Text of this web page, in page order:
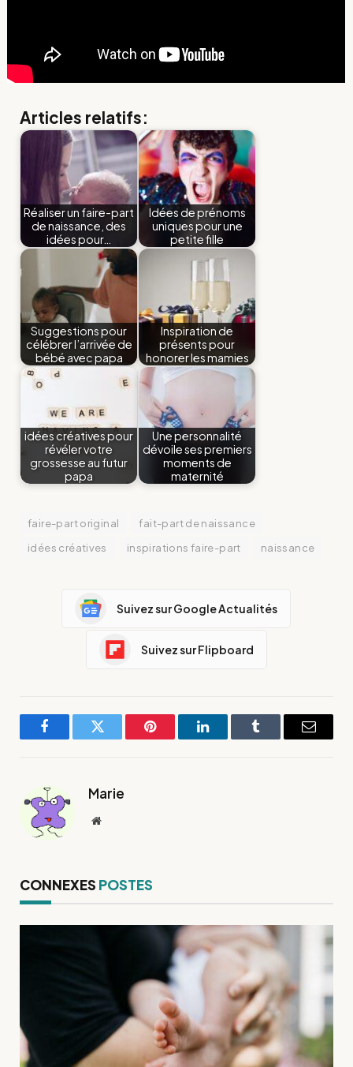
Articles relatifs:
Réaliser un faire-part
de naissance, des
idées pour…
Idées de prénoms
uniques pour une
petite fille
Suggestions pour
célébrer l’arrivée de
bébé avec papa
Inspiration de
présents pour
honorer les mamies
idées créatives pour
révéler votre
grossesse au futur
papa
Une personnalité
dévoile ses premiers
moments de
maternité
faire-part original
fait-part de naissance
idées créatives
inspirations faire-part naissance
Suivez sur Google Actualités
Suivez sur Flipboard
FacebookTwitter Pinterest LinkedInTumblr
E-
Marie
Site
CONNEXES POSTES